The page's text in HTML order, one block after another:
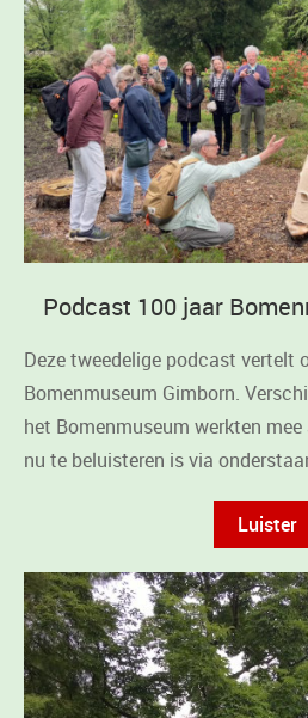
Podcast 100 jaar
Deze tweedelige podcast vertelt
Bomenmuseum Gimborn.
het Bomenmuseum werkten
nu te beluisteren is via
Luister